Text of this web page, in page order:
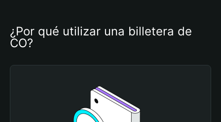
¿Por qué utilizar una billetera de
CO?